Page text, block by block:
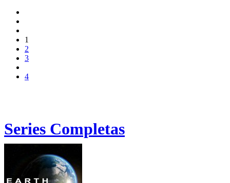
1
2
3
4
Series Completas